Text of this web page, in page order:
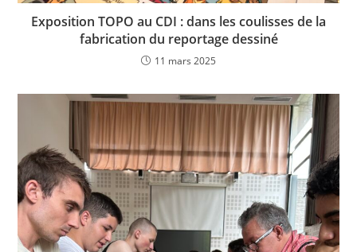
Exposition TOPO au CDI : dans les coulisses de la
fabrication du reportage dessiné
11 mars 2025